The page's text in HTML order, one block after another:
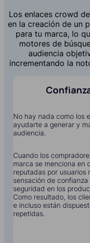
Los enlaces crowd
en la creación de un
para tu marca, lo
motores de
audiencia
incrementando la
No hay nada como los
ayudarte a generar y
audiencia.
Cuando los
marca se menciona en
reputadas por usuarios
sensación de
seguridad en los
Como resultado, los
e incluso están
repetidas.